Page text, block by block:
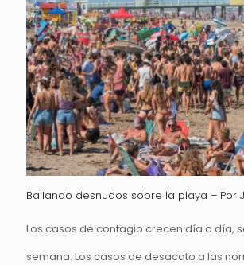
Bailando desnudos sobre la playa – Por
Los casos de contagio crecen día a día,
semana. Los casos de desacato a las